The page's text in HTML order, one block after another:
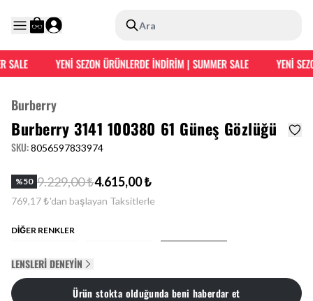
Ara
YENİ SEZON ÜRÜNLERDE İNDİRİM | SUMMER SALE YENİ
Burberry
Burberry 3141 100380 61 Güneş Gözlüğü
SKU:8056597833974
%50 9.229,00 ₺4.615,00 ₺
769,17 ₺'dan başlayan Taksitlerle
DİĞER RENKLER
LENSLERI DENEYIN
Ürün stokta olduğunda beni haberdar et